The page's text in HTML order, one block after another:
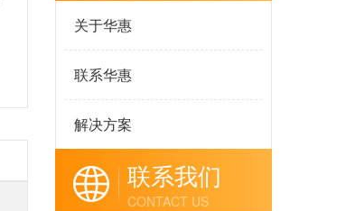
关于华惠
联系华惠
解决方案
联系我们
CONTACT US